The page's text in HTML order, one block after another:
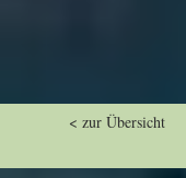
< zur Übersicht